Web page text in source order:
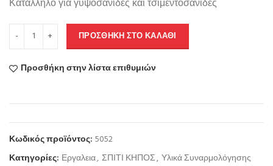
Κατάλληλο για γυψοσανίδες και τσιμεντοσανίδες
ΠΡΟΣΘΉΚΗ ΣΤΟ ΚΑΛΆΘΙ
Προσθήκη στην λίστα επιθυμιών
Κωδικός προϊόντος: 5052
Κατηγορίες: Εργαλεια, ΣΠΙΤΙ ΚΗΠΟΣ, Υλικά Συναρμολόγησης